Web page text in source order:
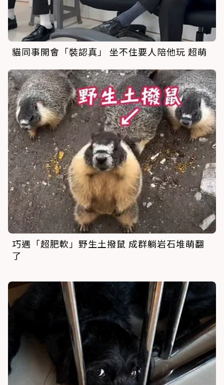
貓同事開會「裝認真」 坐不住要人陪他玩 超萌
巧遇「超肥軟」野生土撥鼠 成群躺岩石堆萌翻
了